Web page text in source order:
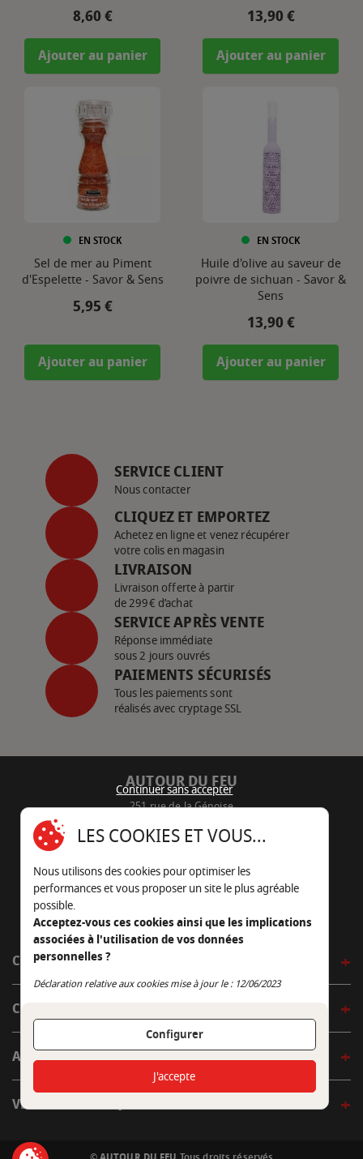
Prix
8,60 €
Ajouter au panier
Prix
13,90 €
Ajouter au panier
EN STOCK
Sel de mer au Piment
d'Espelette - Savor & Sens
Prix
5,95 €
Ajouter au panier
EN STOCK
Huile d'olive au saveur de
poivre de sichuan - Savor &
Sens
Prix
13,90 €
Ajouter au panier
SERVICE CLIENT
Nous contacter
CLIQUEZ ET EMPORTEZ
Achetez en ligne et venez récupérer
votre colis en magasin
LIVRAISON
Livraison offerte à partir
de 299€ d’achat
SERVICE APRÈS VENTE
Réponse immédiate
sous 2 jours ouvrés
PAIEMENTS SÉCURISÉS
Tous les paiements sont
réalisés avec cryptage SSL
AUTOUR DU FEU
251 rue de la Génoise
05 45 22 98 09
Nous envoyer un e-mail
CÔTÉ OUTDOOR
CÔTÉ INDOOR
AUTOUR DE LA TABLE
VENIR EN BOUTIQUE
Continuer sans accepter
LES COOKIES ET VOUS...
Nous utilisons des cookies pour optimiser les
performances et vous proposer un site le plus agréable
possible.
Acceptez-vous ces cookies ainsi que les implications
associées à l'utilisation de vos données
personnelles ?
Déclaration relative aux cookies mise à jour le : 12/06/2023
Configurer
Continuer sans accepter
J'accepte